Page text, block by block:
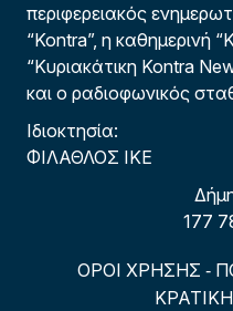
περιφερειακός
“Kontra”, η καθημερινή
“Κυριακάτικη Kontra
και ο ραδιοφωνικός
Ιδιοκτησία:
ΦΙΛΑΘΛΟΣ ΙΚΕ
177
ΟΡΟΙ ΧΡΗΣΗΣ -